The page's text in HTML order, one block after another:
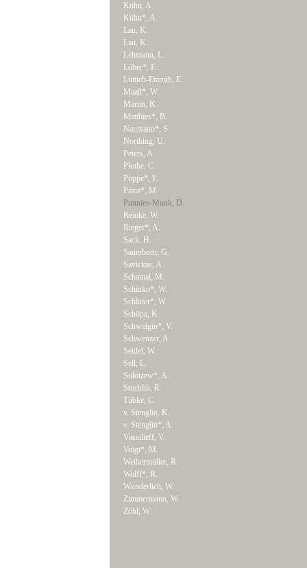
Kühn, A.
Kühn*, A.
Lau, K.
Lau, K.
Lehmann, L.
Löber*, F.
Lüttich-Etzrodt, E.
Maaß*, W.
Martin, K.
Matthies*, B.
Naumann*, S.
Northing, U.
Peters, A.
Plothe, C.
Poppe*, F.
Prinz*, M.
Puttnies-Munk, D.
Reinke, W.
Rieger*, A.
Sack, H.
Sauerborn, G.
Savickas, A.
Schamal, M.
Schinko*, W.
Schlüter*, W.
Schöpa, K.
Schwelgin*, V.
Schwenzer, A.
Seidel, W.
Sell, L.
Solotzew*, A.
Stuchlik, R.
Tübke, C.
v. Stenglin, K.
v. Stenglin*, A.
Vassilieff, V.
Voigt*, M.
Weihermüller, R.
Wolff*, R.
Wunderlich, W.
Zimmermann, W.
Zöhl, W.